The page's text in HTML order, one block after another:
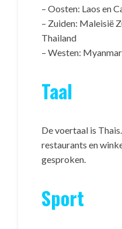
– Oosten: Laos en
– Zuiden: Maleisië
Thailand
– Westen:
Taal
De voertaal is
restaurants en
gesproken.
Sport